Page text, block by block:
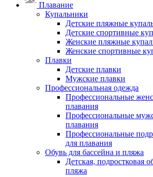
Плавание
Купальники
Детские пляжные
Детские спортивные
Женские пляжные
Женские спортивные
Плавки
Детские плавки
Мужские плавки
Профессиональная одежда
Профессиональные
плавания
Профессиональные
плавания
Профессиональные
для плавания
Обувь для бассейна и пляжа
Детская, подростковая
пляжа